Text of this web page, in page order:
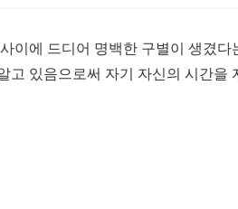
이에 드디어 명백한 구별이 생겼
있음으로써 자기 자신의 시간